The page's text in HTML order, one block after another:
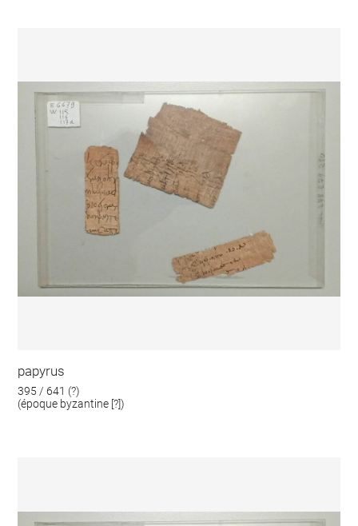
papyrus
395 / 641 (?)
(époque byzantine [?])